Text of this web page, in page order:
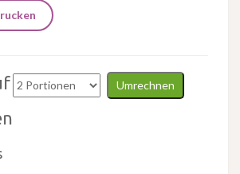
Umrechnen